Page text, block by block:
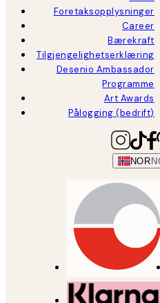
Foretaksopplysninger
Career
Bærekraft
Tilgjengelighetserklæring
Desenio Ambassador
Programme
Art Awards
Pålogging (bedrift)
NOR